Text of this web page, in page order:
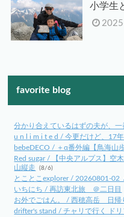
小学生
favorite blog
分かり合えているはずの夫が、一
u n l i m i t e d / 今更だけど、17
bebeDECO / ＋α番外編【鳥海山
Red sugar / 【中央アルプス】空
山縦走
(8/6)
とことこexplorer / 20260801-
いちにち / 再訪東北旅 ＠二日目
お外でごはん。 / 西穂高岳 日帰
drifter's stand / チャリで行く ド